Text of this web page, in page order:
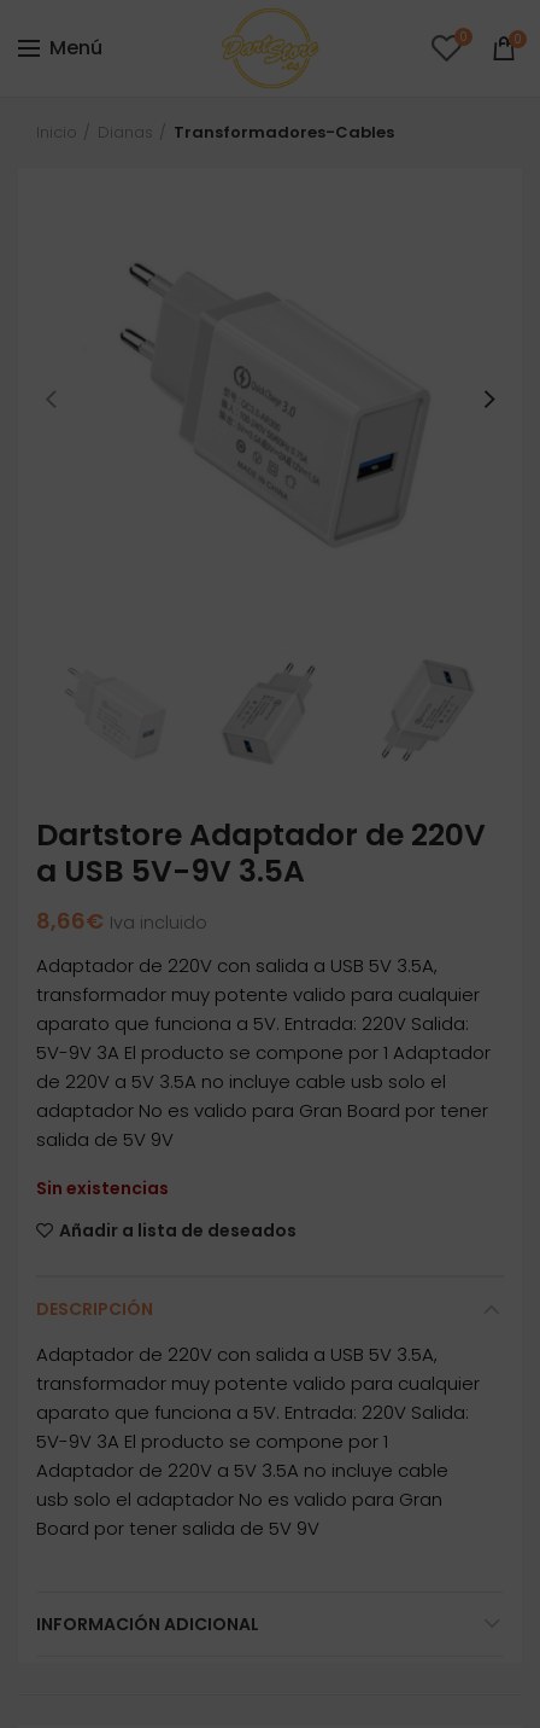
Menú 0 0
Inicio Dianas Transformadores-Cables
Dartstore Adaptador de 220V
a USB 5V-9V 3.5A
8,66€ Iva incluido
Adaptador de 220V con salida a USB 5V 3.5A,
transformador muy potente valido para cualquier
aparato que funciona a 5V. Entrada: 220V Salida:
5V-9V 3A El producto se compone por 1 Adaptador
de 220V a 5V 3.5A no incluye cable usb solo el
adaptador No es valido para Gran Board por tener
salida de 5V 9V
Sin existencias
Añadir a lista de deseados
DESCRIPCIÓN
Adaptador de 220V con salida a USB 5V 3.5A,
transformador muy potente valido para cualquier
aparato que funciona a 5V. Entrada: 220V Salida:
5V-9V 3A El producto se compone por 1
Adaptador de 220V a 5V 3.5A no incluye cable
usb solo el adaptador No es valido para Gran
Board por tener salida de 5V 9V
INFORMACIÓN ADICIONAL